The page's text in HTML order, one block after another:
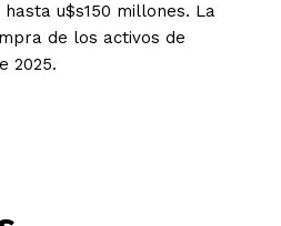
u$s150 millones. La
de los activos de
2025.